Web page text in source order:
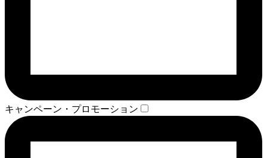
キャンペーン・プロモーション